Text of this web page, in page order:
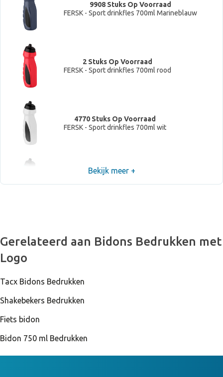
9908 Stuks Op Voorraad
FERSK - Sport drinkfles 700ml Marineblauw
2 Stuks Op Voorraad
FERSK - Sport drinkfles 700ml rood
4770 Stuks Op Voorraad
FERSK - Sport drinkfles 700ml wit
5649 Stuks Op Voorraad
FERSK - Sport drinkfles 700ml turquoise
FERSK - Sport drinkfles 700ml Neon groen
FERSK - Sport drinkfles 700ml Neon geel
FERSK - Sport drinkfles 700ml Neon fuchsia
Bekijk meer +
Gerelateerd aan Bidons Bedrukken met
Logo
Tacx Bidons Bedrukken
Shakebekers Bedrukken
Fiets bidon
Bidon 750 ml Bedrukken